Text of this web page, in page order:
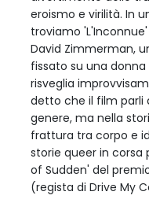
eroismo e virilità. In
troviamo
David Zimmerman,
fissato su una
risveglia
detto che il film
genere, ma nella
frattura tra corpo e
storie queer in corsa
of Sudden' del
(regista di Drive My